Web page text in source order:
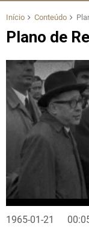
Início Conteúdo
Plano de
1965-01-21